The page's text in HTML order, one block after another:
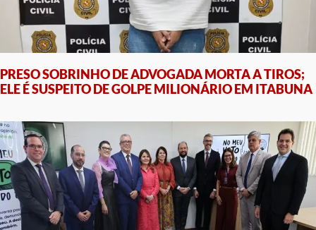
PRESO SOBRINHO DE ADVOGADA MORTA A TIROS;
ELE É SUSPEITO DE GOLPE MILIONÁRIO EM ITABUNA